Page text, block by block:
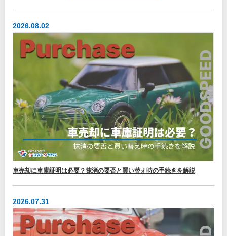
2026.08.02
車売却に車庫証明は必要？抹消の要否と買い替え時の手続きを解説
2026.07.31